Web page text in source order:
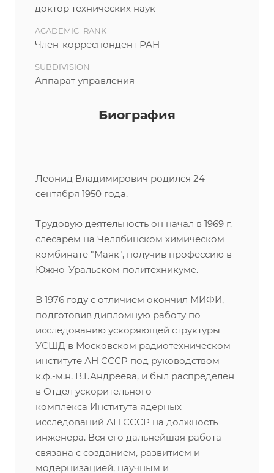
доктор технических наук
ACADEMIC_RANK
Член-корреспондент РАН
SUBDIVISION
Аппарат управления
Биография
Леонид Владимирович родился 24
сентября 1950 года.
Трудовую деятельность он начал в 1969 г.
слесарем на Челябинском химическом
комбинате "Маяк", получив профессию в
Южно-Уральском политехникуме.
В 1976 году с отличием окончил МИФИ,
подготовив дипломную работу по
исследованию ускоряющей структуры
УСШД в Московском радиотехническом
институте АН СССР под руководством
к.ф.-м.н. В.Г.Андреева, и был распределен
в Отдел ускорительного
комплекса Института ядерных
исследований АН СССР на должность
инженера. Вся его дальнейшая работа
связана с созданием, развитием и
модернизацией, научным и